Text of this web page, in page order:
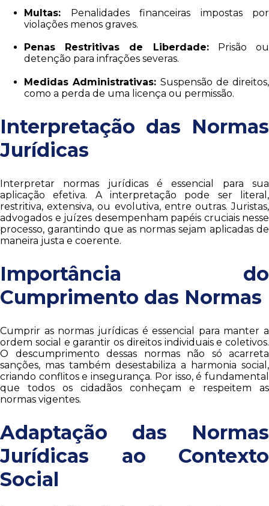
Multas: Penalidades financeiras impostas por
violações menos graves.
Penas Restritivas de Liberdade:Prisão ou
detenção para infrações severas.
Medidas Administrativas: Suspensão de direitos,
como a perda de uma licença ou permissão.
Interpretação das Normas
Jurídicas
Interpretar normas jurídicas é essencial para sua
aplicação efetiva. A interpretação pode ser literal,
restritiva, extensiva, ou evolutiva, entre outras. Juristas,
advogados e juízes desempenham papéis cruciais nesse
processo, garantindo que as normas sejam aplicadas de
maneira justa e coerente.
Importância do
Cumprimento das Normas
Cumprir as normas jurídicas é essencial para manter a
ordem social e garantir os direitos individuais e coletivos.
O descumprimento dessas normas não só acarreta
sanções, mas também desestabiliza a harmonia social,
criando conflitos e insegurança. Por isso, é fundamental
que todos os cidadãos conheçam e respeitem as
normas vigentes.
Adaptação das Normas
Jurídicas ao Contexto
Social